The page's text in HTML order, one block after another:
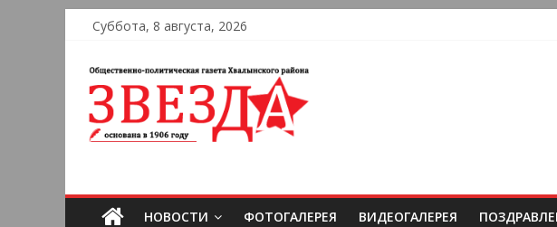
Суббота, 8 августа, 2026
НОВОСТИ ФОТОГАЛЕРЕЯ ВИДЕОГАЛЕРЕЯ